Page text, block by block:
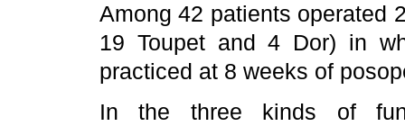
Among 42 patients operated
19 Toupet and 4 Dor) in
practiced at 8 weeks of
In the three kinds of